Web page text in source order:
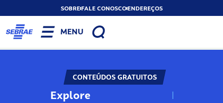
SOBREFALE CONOSCOENDEREÇOS
MENU
CONTEÚDOS GRATUITOS
Explore N